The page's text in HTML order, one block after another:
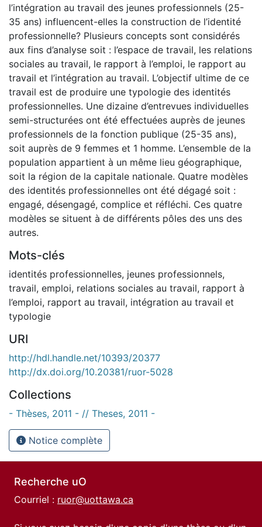
l’intégration au travail des jeunes professionnels (25-
35 ans) influencent-elles la construction de l’identité
professionnelle? Plusieurs concepts sont considérés
aux fins d’analyse soit : l’espace de travail, les relations
sociales au travail, le rapport à l’emploi, le rapport au
travail et l’intégration au travail. L’objectif ultime de ce
travail est de produire une typologie des identités
professionnelles. Une dizaine d’entrevues individuelles
semi-structurées ont été effectuées auprès de jeunes
professionnels de la fonction publique (25-35 ans),
soit auprès de 9 femmes et 1 homme. L’ensemble de la
population appartient à un même lieu géographique,
soit la région de la capitale nationale. Quatre modèles
des identités professionnelles ont été dégagé soit :
engagé, désengagé, complice et réfléchi. Ces quatre
modèles se situent à de différents pôles des uns des
autres.
Mots-clés
identités professionnelles, jeunes professionnels,
travail, emploi, relations sociales au travail, rapport à
l’emploi, rapport au travail, intégration au travail et
typologie
URI
http://hdl.handle.net/10393/20377
http://dx.doi.org/10.20381/ruor-5028
Collections
- Thèses, 2011 - // Theses, 2011 -
Notice complète
Recherche uO
Courriel : ruor@uottawa.ca